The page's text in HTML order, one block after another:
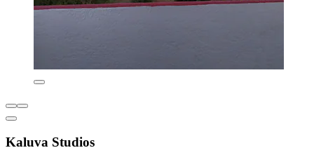
Kaluva Studios